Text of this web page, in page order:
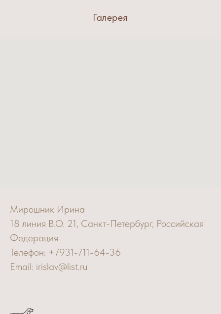
Галерея
Мирошник Ирина
18 линия В.О. 21, Санкт-Петербург, Российская
Федерация
Телефон: +7931-711-64-36
Email: irislav@list.ru